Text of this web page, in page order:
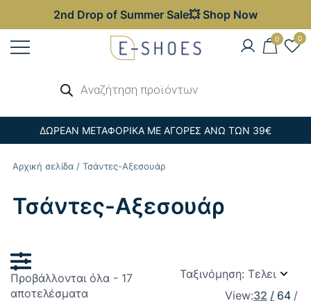
2nd Drop of Summer Sale💥 Shop Now
Παπούτσια – Επώνυμες Τσάντες στις
0 0
προϊόντων
ΔΩΡΕΑΝ ΜΕΤΑΦΟΡΙΚΑ ΜΕ ΑΓΟΡΕΣ ΑΝΩ ΤΩΝ 39€
Αρχική σελίδα / Τσάντες-Αξεσουάρ
Τσάντες-Αξεσουάρ
Προβάλλονται όλα - 17
αποτελέσματαSorted
View:32 64